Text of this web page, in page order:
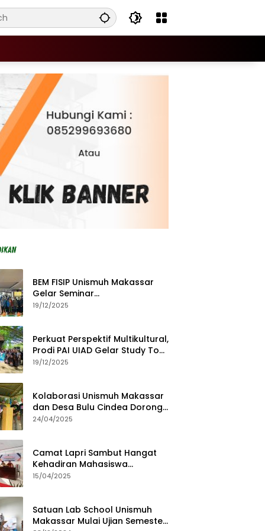
BEM FISIP Unismuh Makassar
Gelar Seminar
Keperempuanan, Bahas
19/12/2025
Perkuat Perspektif Multikultural,
Prodi PAI UIAD Gelar Study Tour
ke Kajang
19/12/2025
Kolaborasi Unismuh Makassar
dan Desa Bulu Cindea Dorong
Sentra Garam Industri
24/04/2025
Camat Lapri Sambut Hangat
Kehadiran Mahasiswa
PoltekMu
15/04/2025
Satuan Lab School Unismuh
Makassar Mulai Ujian Semester,